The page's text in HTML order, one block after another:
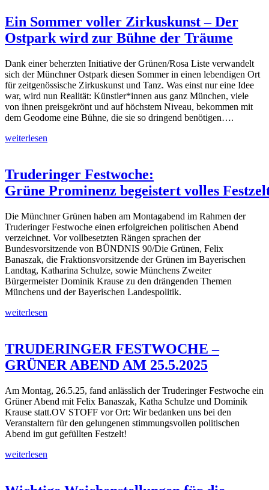
Ein Sommer voller Zirkuskunst – Der
Ostpark wird zur Bühne der Träume
Dank einer beherzten Initiative der Grünen/Rosa Liste verwandelt
sich der Münchner Ostpark diesen Sommer in einen lebendigen Ort
für zeitgenössische Zirkuskunst und Tanz. Was einst nur eine Idee
war, wird nun Realität: Künstler*innen aus ganz München, viele
von ihnen preisgekrönt und auf höchstem Niveau, bekommen mit
dem Geodome eine Bühne, die sie so dringend benötigen….
weiterlesen
Truderinger Festwoche:
Grüne Prominenz begeistert volles
Die Münchner Grünen haben am Montagabend im Rahmen der
Truderinger Festwoche einen erfolgreichen politischen Abend
verzeichnet. Vor vollbesetzten Rängen sprachen der
Bundesvorsitzende von BÜNDNIS 90/Die Grünen, Felix
Banaszak, die Fraktionsvorsitzende der Grünen im Bayerischen
Landtag, Katharina Schulze, sowie Münchens Zweiter
Bürgermeister Dominik Krause zu den drängenden Themen
Münchens und der Bayerischen Landespolitik.
weiterlesen
TRUDERINGER FESTWOCHE –
GRÜNER ABEND AM 25.5.2025
Am Montag, 26.5.25, fand anlässlich der Truderinger Festwoche ein
Grüner Abend mit Felix Banaszak, Katha Schulze und Dominik
Krause statt.OV STOFF vor Ort: Wir bedanken uns bei den
Veranstaltern für den gelungenen stimmungsvollen politischen
Abend im gut gefüllten Festzelt!
weiterlesen